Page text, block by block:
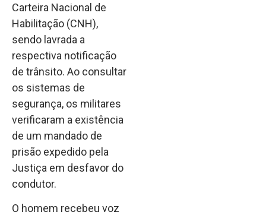
Carteira Nacional de
Habilitação (CNH),
sendo lavrada a
respectiva notificação
de trânsito. Ao consultar
os sistemas de
segurança, os militares
verificaram a existência
de um mandado de
prisão expedido pela
Justiça em desfavor do
condutor.
O homem recebeu voz